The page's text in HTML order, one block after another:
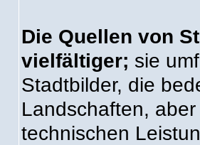
Die Quellen von
vielfältiger; sie
Stadtbilder, die
Landschaften,
technischen